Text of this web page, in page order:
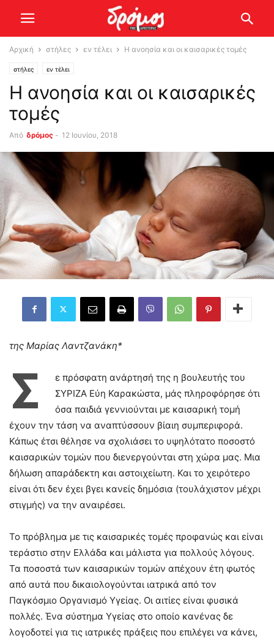
Αρχική στήλες εν τέλει Η ανοησία και οι καισαρικές τομές
στήλες εν τέλει
Η ανοησία και οι καισαρικές
τομές
Από δρόμος - 12 Ιουνίου, 2018
της Μαρίας Λαντζανάκη*
Σ
ε πρόσφατη ανάρτησή της η βουλευτής του
ΣΥΡΙΖΑ Εύη Καρακώστα, μάς πληροφόρησε ότι
όσα παιδιά γεννιούνται με καισαρική τομή
έχουν την τάση να αναπτύσσουν βίαιη συμπεριφορά.
Κάπως έτσι θέλησε να σχολιάσει το υψηλότατο ποσοστό
καισαρικών τομών που διενεργούνται στη χώρα μας. Μια
δήλωση απαράδεκτη και αστοιχείωτη. Και το χειρότερο
είναι ότι δεν έχει βγει κανείς δημόσια (τουλάχιστον μέχρι
στιγμής) να την αναιρέσει.
Το πρόβλημα με τις καισαρικές τομές προφανώς και είναι
τεράστιο στην Ελλάδα και μάλιστα για πολλούς λόγους.
Τα ποσοστά των καισαρικών τομών απέχουν έτη φωτός
από αυτά που δικαιολογούνται ιατρικά από τον
Παγκόσμιο Οργανισμό Υγείας. Οι αιτίες είναι φυσικά
πολλές. Ένα σύστημα Υγείας στο οποίο κανένας δε
λογοδοτεί για τις ιατρικές πράξεις που επιλέγει να κάνει,